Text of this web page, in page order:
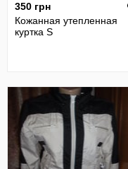
350 грн
Кожанная утепленная
куртка S